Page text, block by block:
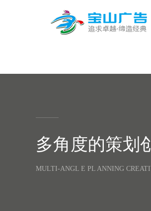
多角度的策划
MULTI-ANGL E PL ANNING